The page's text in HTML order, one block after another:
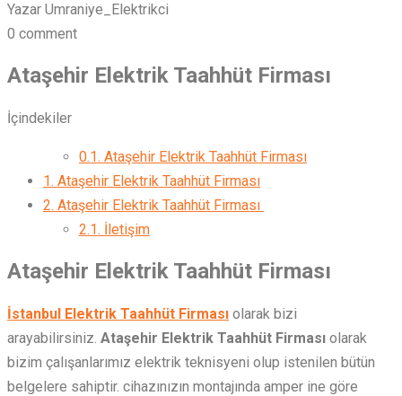
Yazar Umraniye_Elektrikci
0 comment
Ataşehir Elektrik Taahhüt Firması
İçindekiler
0.1. Ataşehir Elektrik Taahhüt Firması
1. Ataşehir Elektrik Taahhüt Firması
2. Ataşehir Elektrik Taahhüt Firması
2.1. İletişim
Ataşehir Elektrik Taahhüt Firması
İstanbul Elektrik Taahhüt Firması olarak bizi
arayabilirsiniz. Ataşehir Elektrik Taahhüt Firması olarak
bizim çalışanlarımız elektrik teknisyeni olup istenilen bütün
belgelere sahiptir. cihazınızın montajında amper ine göre